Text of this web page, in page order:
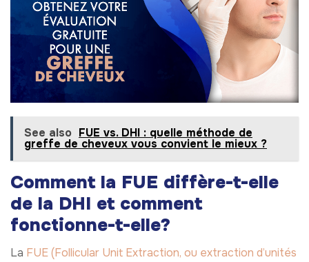
See also FUE vs. DHI : quelle méthode de
greffe de cheveux vous convient le mieux ?
Comment la FUE diffère-t-elle
de la DHI et comment
fonctionne-t-elle?
La FUE (Follicular Unit Extraction, ou extraction d’unités